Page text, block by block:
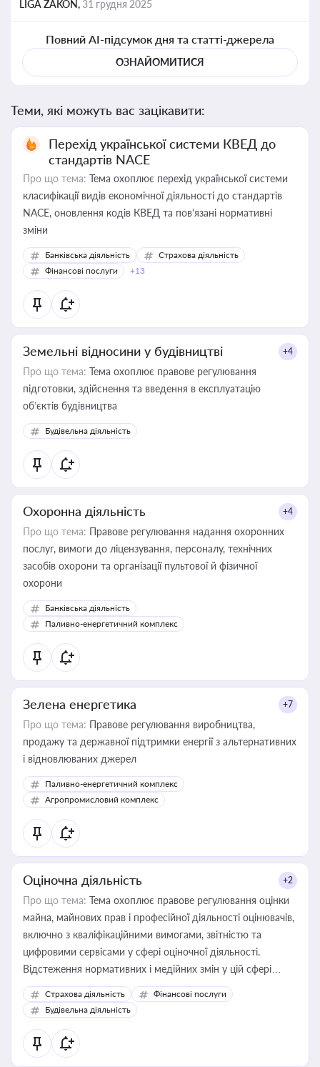
LIGA ZAKON,31 грудня 2025
Повний AI-підсумок дня та статті-джерела
ОЗНАЙОМИТИСЯ
Теми, які можуть вас зацікавити:
Перехід української системи КВЕД до
стандартів NACE
Про що тема: Тема охоплює перехід української системи
класифікації видів економічної діяльності до стандартів
NACE, оновлення кодів КВЕД та пов'язані нормативні
зміни
Банківська діяльність
Страхова діяльність
Фінансові послуги
+13
Земельні відносини у будівництві +4
Про що тема: Тема охоплює правове регулювання
підготовки, здійснення та введення в експлуатацію
об’єктів будівництва
Будівельна діяльність
Охоронна діяльність +4
Про що тема: Правове регулювання надання охоронних
послуг, вимоги до ліцензування, персоналу, технічних
засобів охорони та організації пультової й фізичної
охорони
Банківська діяльність
Паливно-енергетичний комплекс
Зелена енергетика +7
Про що тема: Правове регулювання виробництва,
продажу та державної підтримки енергії з альтернативних
і відновлюваних джерел
Паливно-енергетичний комплекс
Агропромисловий комплекс
Оціночна діяльність +2
Про що тема: Тема охоплює правове регулювання оцінки
майна, майнових прав і професійної діяльності оцінювачів,
включно з кваліфікаційними вимогами, звітністю та
цифровими сервісами у сфері оціночної діяльності.
Відстеження нормативних і медійних змін у цій сфері
корисне для власника бізнесу, керівника, юриста або
бухгалтера під час оподаткування, приватизації, оренди
державного майна, корпоративних угод і перевірки
статусу суб'єктів оціночної діяльності
Страхова діяльність
Фінансові послуги
Будівельна діяльність